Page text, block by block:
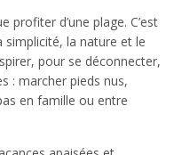
profiter d’une plage. C’est
la nature et le
pour se déconnecter,
: marcher pieds nus,
en famille ou entre